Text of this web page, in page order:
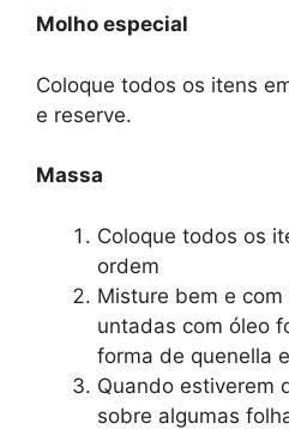
Molho especial
Coloque todos os itens
e reserve.
Massa
Coloque todos os
ordem
Misture bem e
untadas com óleo
forma de quenella
Quando estiverem
sobre algumas